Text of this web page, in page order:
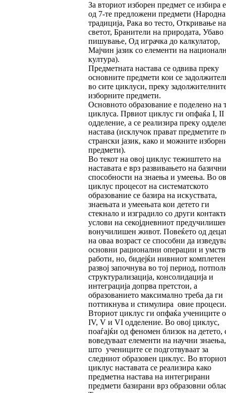
За вториот изборен предмет се избира
од 7-те предложени предмети (Народна
традиција, Рака во тесто, Откривање на
светот, Бранители на природата, Убаво
пишување, Од играчка до калкулатор,
Мајчин јазик со елементи на
култура).
Предметната настава се одвива преку
основните предмети кои се
во сите циклуси, преку
изборните предмети.
Основното образование е поделено на
циклуса. Првиот циклус ги опфаќа I,
одделение, а се реализира преку
настава (исклучок прават предметите
странски јазик, како и можните
предмети).
Во текот на овој циклус тежиштето на
наставата е врз развивањето на
способности на знаења и умеења. Во
циклус процесот на систематското
образование се базира на искуствата,
знаењата и умеењата кои детето ги
стекнало и изградило со други
услови на секојдневниот
вонучилишен живот. Повеќето од
на оваа возраст се способни да
основни рационални операции и
работи, но, бидејќи нивниот комплетен
развој започнува во тој период,
структурализација, консолидација и
интеграција допрва претстои, а
образованието максимално треба да ги
поттикнува и стимулира овие процеси.
Вториот циклус ги опфаќа учениците
IV, V и VI одделение. Во овој циклус,
поаѓајќи од феномен близок на детето,
воведуваат елементи на научни
што учениците се подготвуваат за
следниот образовен циклус. Во
циклус наставата се реализира како
предметна настава на интегрирани
предмети базирани врз образовни